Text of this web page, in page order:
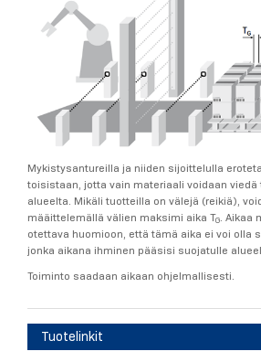
Mykistysantureilla ja niiden sijoittelulla
toisistaan, jotta vain materiaali voidaan
alueelta. Mikäli tuotteilla on välejä (reikiä),
määittelemällä välien maksimi aika TG .
otettava huomioon, että tämä aika ei voi olla
jonka aikana ihminen pääsisi suojatulle
Toiminto saadaan aikaan ohjelmallisesti.
Tuotelinkit